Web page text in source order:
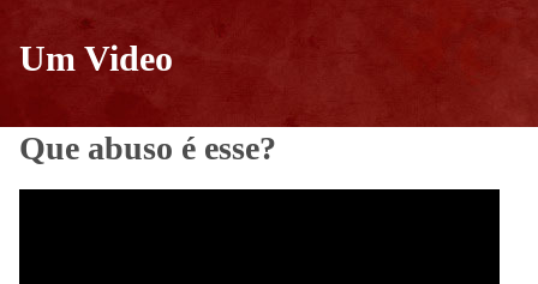
Um Video
Que abuso é esse?